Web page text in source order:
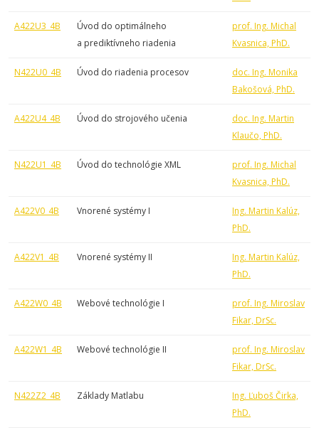
A422U3_4B
Úvod do optimálneho
a prediktívneho riadenia
prof. Ing. Michal
Kvasnica, PhD.
N422U0_4B Úvod do riadenia procesov
doc. Ing. Monika
Bakošová, PhD.
A422U4_4B Úvod do strojového učenia
doc. Ing. Martin
Klaučo, PhD.
N422U1_4B Úvod do technológie XML
prof. Ing. Michal
Kvasnica, PhD.
A422V0_4B Vnorené systémy I
Ing. Martin Kalúz,
PhD.
A422V1_4B Vnorené systémy II
Ing. Martin Kalúz,
PhD.
A422W0_4B Webové technológie I
prof. Ing. Miroslav
Fikar, DrSc.
A422W1_4B Webové technológie II
prof. Ing. Miroslav
Fikar, DrSc.
N422Z2_4B Základy Matlabu
Ing. Ľuboš Čirka,
PhD.